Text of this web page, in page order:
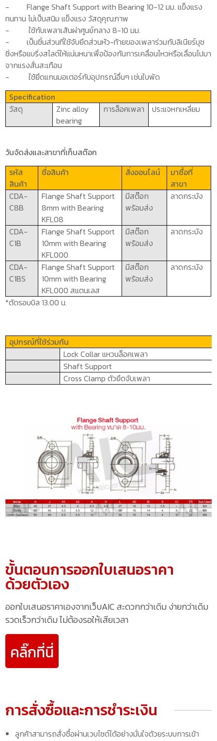
-
Flange Shaft Support with Bearing 10-12มม. แข็งแรง
ทนทาน ไม่เป็นสนิม แข็งแรง วัสดุคุณภาพ
-
ใช้กับเพลาเส้นผ่าศูนย์กลาง8-10 มม.
-
เป็นชิ้นส่วนที่ใช้จับยึดส่วนหัว-ท้ายของเพลาร่วมกับลิเนียร์บุช
ชิ่งหรือแบริ่งสไลด์ให้แน่นหนาเพื่อป้องกันการเคลื่อนไหวหรือเลื่อนไปมา
จากแรงสั่นสะเทือน
-
ใช้ยึดแกนมอเตอร์กับอุปกรณ์อื่นๆ เช่นใบพัด
Specification
วัสดุ
Zinc alloy
bearing
การล็อคเพลา ประแจหกเหลี่ยม
วันจัดส่งและสาขาที่เก็บสต๊อก
รหัส
สินค้า
ชื่อสินค้า สั่งออนไลน์
มาซื้อที่
สาขา
CDA-
C8B
Flange Shaft Support
8mm with Bearing
KFL08
มีสต๊อก
พร้อมส่ง
ลาดกระบัง
CDA-
C1B
Flange Shaft Support
10mm with Bearing
KFL000
มีสต๊อก
พร้อมส่ง
ลาดกระบัง
CDA-
C1BS
Flange Shaft Support
10mm with Bearing
KFL000สแตนเลส
มีสต๊อก
พร้อมส่ง
ลาดกระบัง
*ตัดรอบบิล 13.00 น.
อุปกรณ์ที่ใช้ร่วมกัน
Lock Collarแหวนล็อคเพลา
Shaft Support
Cross Clampตัวยึดจับเพลา
ขั้นตอนการออกใบเสนอราคา
ด้วยตัวเอง
ออกใบเสนอราคาเองจากเว็บAIC สะดวกกว่าเดิม ง่ายกว่าเดิม
รวดเร็วกว่าเดิม ไม่ต้องรอให้เสียเวลา
คลิ๊กที่นี่
การสั่งซื้อและการชำระเงิน
ลูกค้าสามารถสั่งซื้อผ่านเวบไซต์ได้อย่างมั่นใจด้วยระบบการเข้า